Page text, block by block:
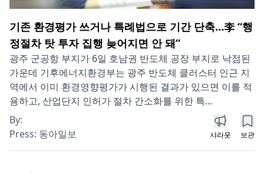
기존 환경평가 쓰거나 특례법으로 기간 단축…李 “행
정절차 탓 투자 집행 늦어지면 안 돼”
광주 군공항 부지가 6일 호남권 반도체 공장 부지로 낙점된
가운데 기후에너지환경부는 광주 반도체 클러스터 인근 지
역에서 이미 환경영향평가가 시행된 결과가 있으면 이를 적
용하고, 산업단지 인허가 절차 간소화를 위한 특...
By:
Press: 동아일보 샤라웃 보관